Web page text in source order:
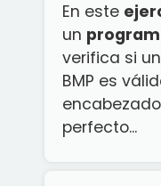
En este
un
verifica si
BMP es
perfecto...